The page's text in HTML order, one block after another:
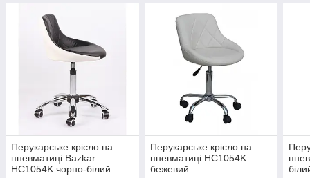
Перукарське крісло на
пневматиці Bazkar
HC1054K чорно-білий
Перукарське крісло на
пневматиці HC1054K
бежевий